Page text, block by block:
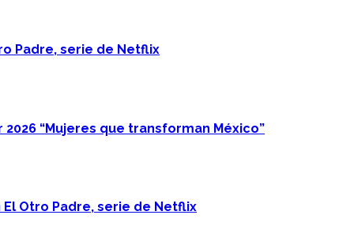
Padre, serie de Netflix
“Mujeres que transforman México”
Otro Padre, serie de Netflix